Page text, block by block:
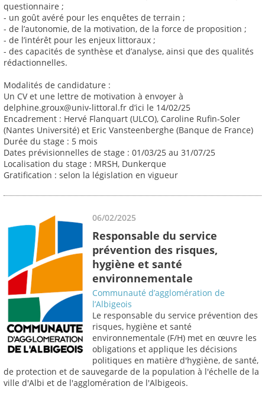
questionnaire ;
- un goût avéré pour les enquêtes de terrain ;
- de l’autonomie, de la motivation, de la force de proposition ;
- de l’intérêt pour les enjeux littoraux ;
- des capacités de synthèse et d’analyse, ainsi que des qualités
rédactionnelles.
Modalités de candidature :
Un CV et une lettre de motivation à envoyer à
delphine.groux@univ-littoral.fr d’ici le 14/02/25
Encadrement : Hervé Flanquart (ULCO), Caroline Rufin-Soler
(Nantes Université) et Eric Vansteenberghe (Banque de France)
Durée du stage : 5 mois
Dates prévisionnelles de stage : 01/03/25 au 31/07/25
Localisation du stage : MRSH, Dunkerque
Gratification : selon la législation en vigueur
06/02/2025
Responsable du service
prévention des risques,
hygiène et santé
environnementale
Communauté d’agglomération de
l’Albigeois
Le responsable du service prévention des
risques, hygiène et santé
environnementale (F/H) met en œuvre les
obligations et applique les décisions
politiques en matière d'hygiène, de santé,
de protection et de sauvegarde de la population à l'échelle de la
ville d'Albi et de l'agglomération de l'Albigeois.